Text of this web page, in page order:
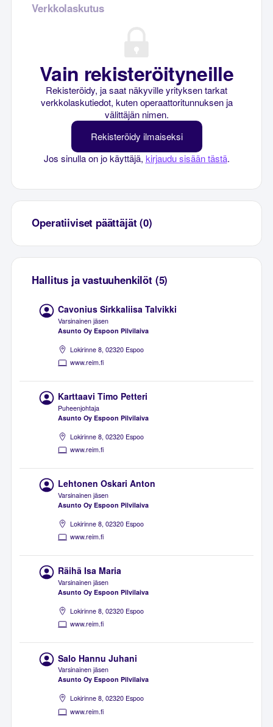
Verkkolaskutus
Vain rekisteröityneille
Rekisteröidy, ja saat näkyville yrityksen tarkat
verkkolaskutiedot, kuten operaattoritunnuksen ja
välittäjän nimen.
Rekisteröidy ilmaiseksi
Jos sinulla on jo käyttäjä, kirjaudu sisään tästä.
Operatiiviset päättäjät (0)
Hallitus ja vastuuhenkilöt (5)
Cavonius Sirkkaliisa Talvikki
Varsinainen jäsen
Asunto Oy Espoon Pilvilaiva
Lokirinne 8, 02320 Espoo
www.reim.fi
Karttaavi Timo Petteri
Puheenjohtaja
Asunto Oy Espoon Pilvilaiva
Lokirinne 8, 02320 Espoo
www.reim.fi
Lehtonen Oskari Anton
Varsinainen jäsen
Asunto Oy Espoon Pilvilaiva
Lokirinne 8, 02320 Espoo
www.reim.fi
Räihä Isa Maria
Varsinainen jäsen
Asunto Oy Espoon Pilvilaiva
Lokirinne 8, 02320 Espoo
www.reim.fi
Salo Hannu Juhani
Varsinainen jäsen
Asunto Oy Espoon Pilvilaiva
Lokirinne 8, 02320 Espoo
www.reim.fi